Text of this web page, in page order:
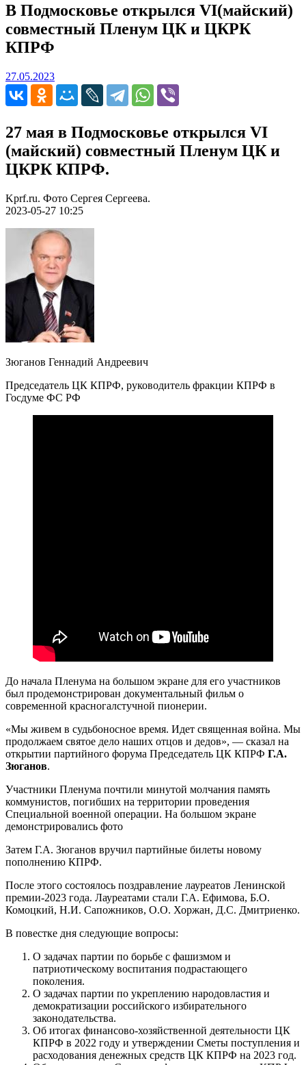
В Подмосковье открылся VI(майский)
совместный Пленум ЦК и ЦКРК
КПРФ
27.05.202327.05.2023
27 мая в Подмосковье открылся VI
(майский) совместный Пленум ЦК и
ЦКРК КПРФ.
Kprf.ru. Фото Сергея Сергеева.
2023-05-27 10:25
Зюганов Геннадий Андреевич
Председатель ЦК КПРФ, руководитель фракции КПРФ в
Госдуме ФС РФ
До начала Пленума на большом экране для его участников
был продемонстрирован документальный фильм о
современной красногалстучной пионерии.
«Мы живем в судьбоносное время. Идет священная война. Мы
продолжаем святое дело наших отцов и дедов», — сказал на
открытии партийного форума Председатель ЦК КПРФ Г.А.
Зюганов.
Участники Пленума почтили минутой молчания память
коммунистов, погибших на территории проведения
Специальной военной операции. На большом экране
демонстрировались фото
Затем Г.А. Зюганов вручил партийные билеты новому
пополнению КПРФ.
После этого состоялось поздравление лауреатов Ленинской
премии-2023 года. Лауреатами стали Г.А. Ефимова, Б.О.
Комоцкий, Н.И. Сапожников, О.О. Хоржан, Д.С. Дмитриенко.
В повестке дня следующие вопросы:
О задачах партии по борьбе с фашизмом и
патриотическому воспитания подрастающего
поколения.
О задачах партии по укреплению народовластия и
демократизации российского избирательного
законодательства.
Об итогах финансово-хозяйственной деятельности ЦК
КПРФ в 2022 году и утверждении Сметы поступления и
расходования денежных средств ЦК КПРФ на 2023 год.